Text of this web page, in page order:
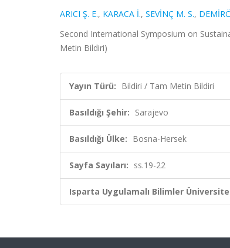
ARICI Ş. E., KARACA İ., SEVİNÇ M. S.,
Second International Symposium on
Metin Bildiri)
Yayın Türü: Bildiri / Tam Metin Bildiri
Basıldığı Şehir: Sarajevo
Basıldığı Ülke: Bosna-Hersek
Sayfa Sayıları: ss.19-22
Isparta Uygulamalı Bilimler